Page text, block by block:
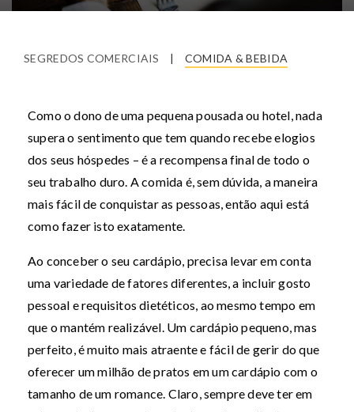
SEGREDOS COMERCIAIS | COMIDA & BEBIDA
Como o dono de uma pequena pousada ou hotel, nada
supera o sentimento que tem quando recebe elogios
dos seus hóspedes – é a recompensa final de todo o
seu trabalho duro. A comida é, sem dúvida, a maneira
mais fácil de conquistar as pessoas, então aqui está
como fazer isto exatamente.
Ao conceber o seu cardápio, precisa levar em conta
uma variedade de fatores diferentes, a incluir gosto
pessoal e requisitos dietéticos, ao mesmo tempo em
que o mantém realizável. Um cardápio pequeno, mas
perfeito, é muito mais atraente e fácil de gerir do que
oferecer um milhão de pratos em um cardápio com o
tamanho de um romance. Claro, sempre deve ter em